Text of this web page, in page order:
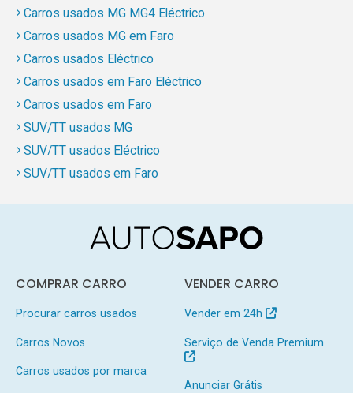
Carros usados MG MG4 Eléctrico
Carros usados MG em Faro
Carros usados Eléctrico
Carros usados em Faro Eléctrico
Carros usados em Faro
SUV/TT usados MG
SUV/TT usados Eléctrico
SUV/TT usados em Faro
COMPRAR CARRO
Procurar carros usados
Carros Novos
Carros usados por marca
VENDER CARRO
Vender em 24h
Serviço de Venda Premium
Anunciar Grátis